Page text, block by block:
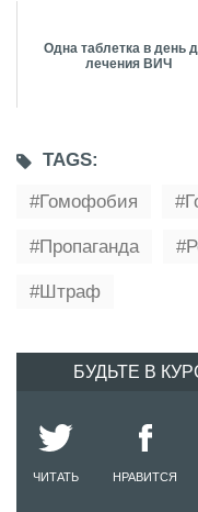
Одна таблетка в день
лечения ВИЧ
TAGS:
Гомофобия
Пропаганда
Штраф
БУДЬТЕ В
ЧИТАТЬ НРАВИТСЯ